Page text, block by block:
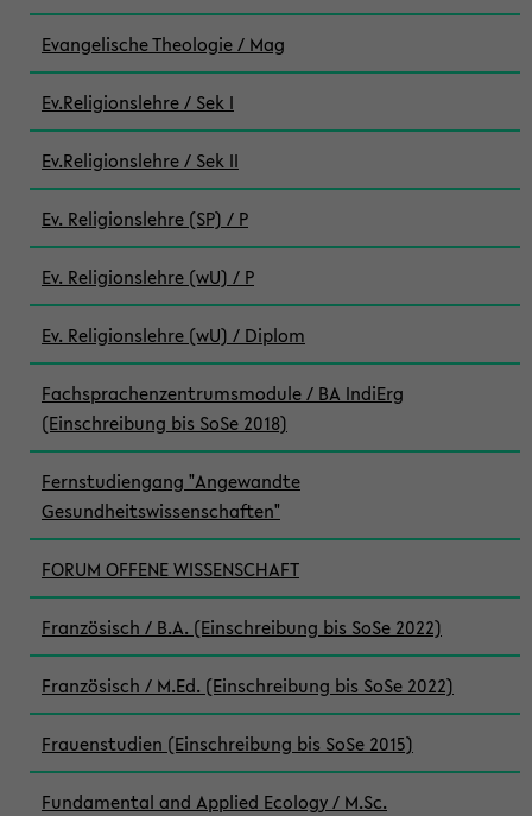
Evangelische Theologie / Mag
Ev.Religionslehre / Sek I
Ev.Religionslehre / Sek II
Ev. Religionslehre (SP) / P
Ev. Religionslehre (wU) / P
Ev. Religionslehre (wU) / Diplom
Fachsprachenzentrumsmodule / BA IndiErg
(Einschreibung bis SoSe 2018)
Fernstudiengang "Angewandte
Gesundheitswissenschaften"
FORUM OFFENE WISSENSCHAFT
Französisch / B.A. (Einschreibung bis SoSe 2022)
Französisch / M.Ed. (Einschreibung bis SoSe 2022)
Frauenstudien (Einschreibung bis SoSe 2015)
Fundamental and Applied Ecology / M.Sc.